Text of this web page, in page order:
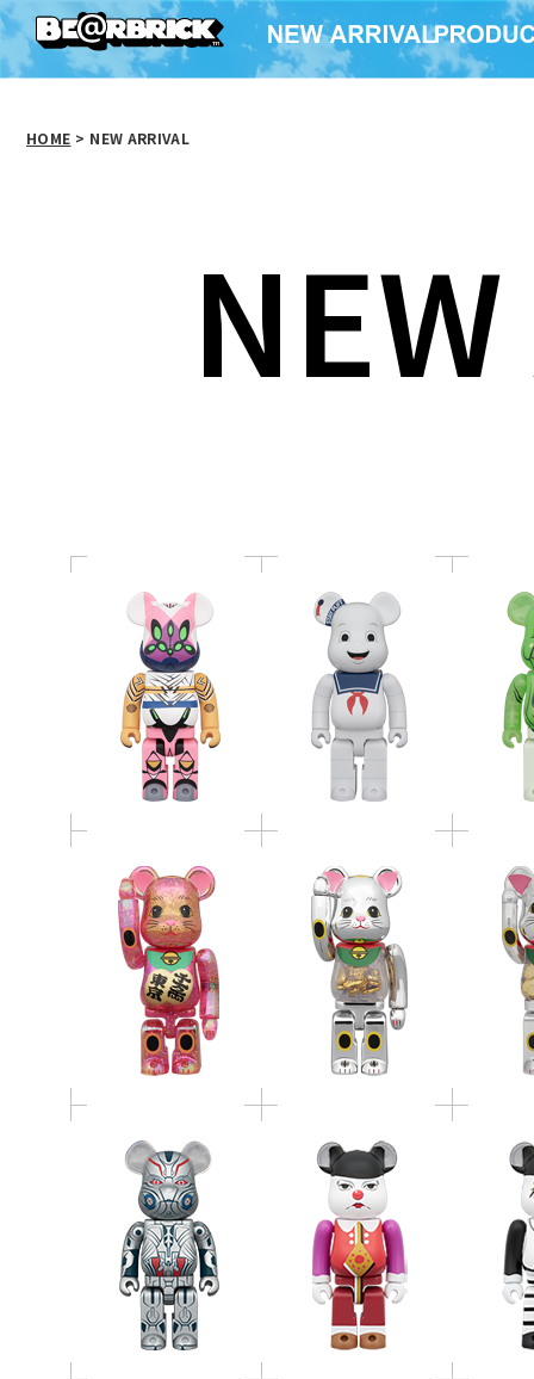
HOME > NEW ARRIVAL
BE@RBRICK 招き猫 千
万両・東京 桃色透明
メッキ 桜吹雪 100％ &
400％
BE@RBRICK 招き猫 小
判 千万両 銀メッキ
100％ & 400％
判 千
BE@RBRICK ULTRON
400％
BE@RBRICK ANDY
JOKER 100％ & 400％
BE@RBRICK TONY
THE TIGER COSTUME
Ver. 400％
BE@RBRICK TONY
THE TIGER COSTUME
Ver. 1000％
MLB